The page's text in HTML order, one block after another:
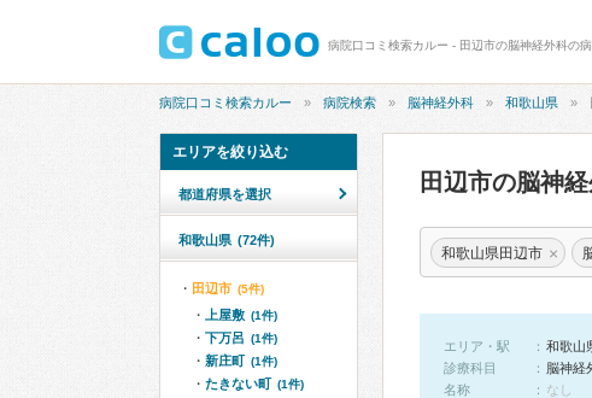
病院口コミ検索カルー - 田辺市の脳神経外科の
病院口コミ検索カルー 病院検索 脳神経外科 和歌山県
田辺市の脳神
和歌山県田辺市 ×
エリア・駅
和歌山
診療科目
脳神経
名称
なし
エリアを絞り込む
都道府県を選択
和歌山県 (72件)
田辺市 (5件)
上屋敷 (1件)
下万呂 (1件)
新庄町 (1件)
たきない町 (1件)